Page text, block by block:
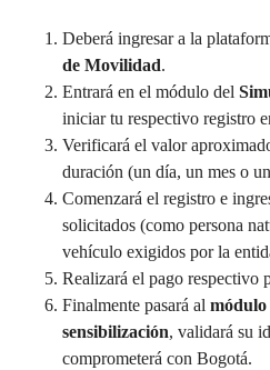
Deberá ingresar a la
de Movilidad.
Entrará en el módulo del
iniciar tu respectivo registro
Verificará el valor
duración (un día, un mes o
Comenzará el registro e
solicitados (como persona
vehículo exigidos por la
Realizará el pago respectivo
Finalmente pasará al módulo
sensibilización, validará su
comprometerá con Bogotá.